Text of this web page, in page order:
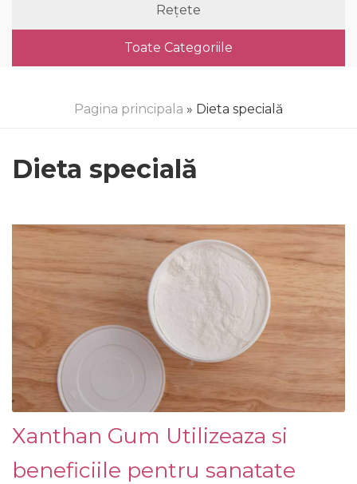
Rețete
Toate Categoriile
Pagina principala » Dieta specială
Dieta specială
Xanthan Gum Utilizeaza si
beneficiile pentru sanatate